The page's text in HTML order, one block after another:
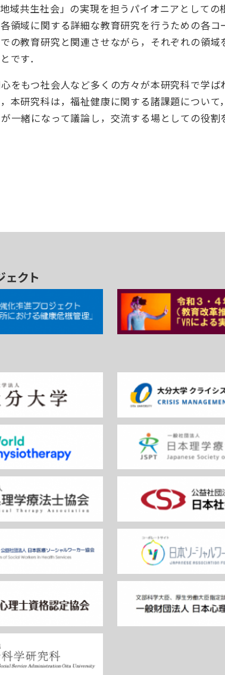
域共生社会」の実現を担うパイオニアとしての
領域に関する詳細な教育研究を行うための各コ
の教育研究と関連させながら，それぞれの領域
です．
をもつ社会人など多くの方々が本研究科で学ば
本研究科は，福祉健康に関する諸課題について
一緒になって議論し，交流する場としての役割
クト